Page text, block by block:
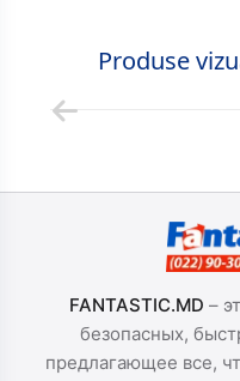
Produse
FANTASTIC.MD –
безопасных,
предлагающее все,